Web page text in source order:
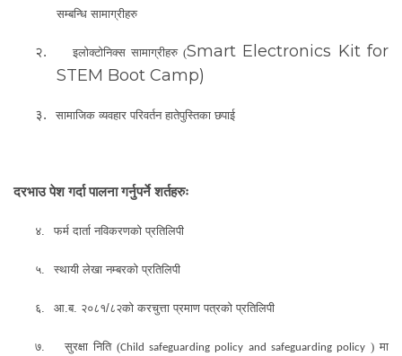
सम्बन्धि सामाग्रीहरु
२. इलोक्टोनिक्ससामाग्रीहरु(Smart Electronics Kit for
STEM Boot Camp)
३. सामाजिक व्यवहार परिवर्तन हातेपुस्तिका छपाई
दरभाउ पेश गर्दा पालना गर्नुपर्ने शर्तहरुः
४. फर्म दार्ता नविकरणको प्रतिलिपी
५. स्थायी लेखा नम्बरको प्रतिलिपी
६. आ.ब. २०८१/८२को करचुत्ता प्रमाण पत्रको प्रतिलिपी
७. सुरक्षा निति(Child safeguarding policy and safeguarding policy ) मा